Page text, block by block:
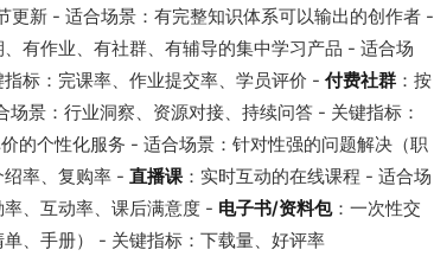
更新 - 适合场景：有完整知识体系可以输出的创作者 -
、有作业、有社群、有辅导的集中学习产品 - 适合场
标：完课率、作业提交率、学员评价 - 付费社群 ：按
景：行业洞察、资源对接、持续问答 - 关键指标：
价的个性化服务 - 适合场景：针对性强的问题解决（职
率、复购率 - 直播课 ：实时互动的在线课程 - 适合场
、互动率、课后满意度 - 电子书/资料包：一次性交
、手册） - 关键指标：下载量、好评率